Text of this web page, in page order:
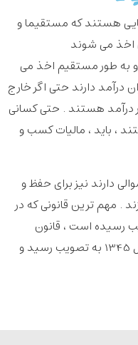
هستند که مستقیما و
اخذ می شوند
و به طور مستقیم اخذ می
درآمد دارند حتی اگر خارج
درآمد هستند . حتی کسانی
، باید ، مالیات کسب و
دارند نیز برای حفظ و
. مهم ترین قانونی که در
رسیده است ، قانون
مالیات های مستقیم نام دارد که در سال 1345 به تصویب رسید و